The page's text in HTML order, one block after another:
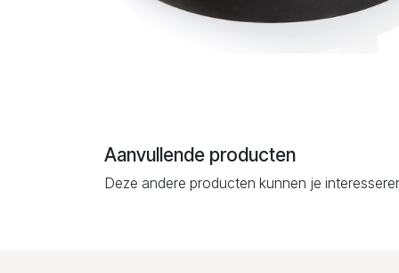
Aanvullende producten
Deze andere producten kunnen je